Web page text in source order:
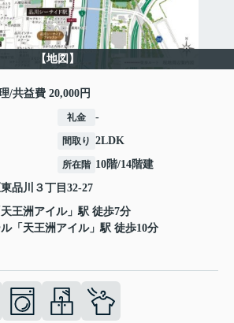
【地図】
/共益費 20,000円
礼金 -
間取り 2LDK
所在階 10階/14階建
東品川 ３丁目32-27
天王洲アイル」駅 徒歩7分
「 天王洲アイル」駅 徒歩10分